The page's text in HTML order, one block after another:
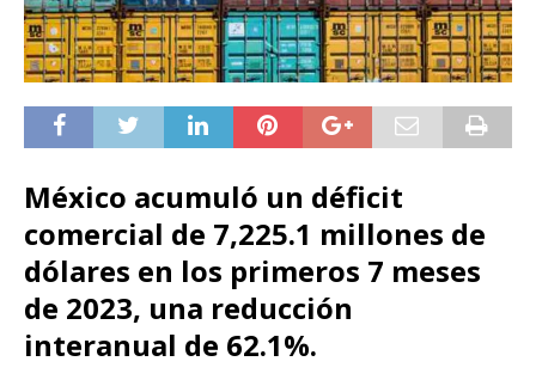
México acumuló un déficit
comercial de 7,225.1 millones de
dólares en los primeros 7 meses
de 2023, una reducción
interanual de 62.1%.